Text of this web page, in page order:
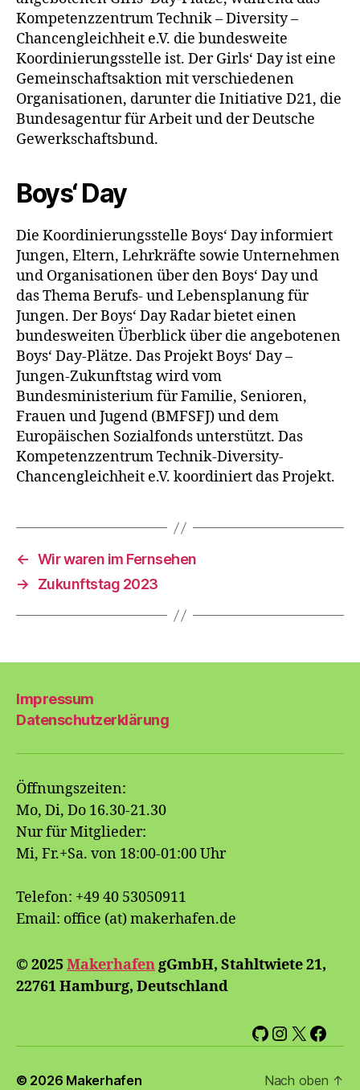
Kompetenzzentrum Technik – Diversity –
Chancengleichheit e.V. die bundesweite
Koordinierungsstelle ist. Der Girls‘ Day ist eine
Gemeinschaftsaktion mit verschiedenen
Organisationen, darunter die Initiative D21, die
Bundesagentur für Arbeit und der Deutsche
Gewerkschaftsbund.
Boys‘ Day
Die Koordinierungsstelle Boys‘ Day informiert
Jungen, Eltern, Lehrkräfte sowie Unternehmen
und Organisationen über den Boys‘ Day und
das Thema Berufs- und Lebensplanung für
Jungen. Der Boys‘ Day Radar bietet einen
bundesweiten Überblick über die angebotenen
Boys‘ Day-Plätze. Das Projekt Boys‘ Day –
Jungen-Zukunftstag wird vom
Bundesministerium für Familie, Senioren,
Frauen und Jugend (BMFSFJ) und dem
Europäischen Sozialfonds unterstützt. Das
Kompetenzzentrum Technik-Diversity-
Chancengleichheit e.V. koordiniert das Projekt.
← Wir waren im Fernsehen
→
Zukunftstag 2023
Impressum
Datenschutzerklärung
Öffnungszeiten:
Mo, Di, Do 16.30-21.30
Nur für Mitglieder:
Mi, Fr.+Sa. von 18:00-01:00 Uhr
Telefon: +49 40 53050911
Email: office (at) makerhafen.de
© 2025 MakerhafengGmbH, Stahltwiete 21,
22761 Hamburg, Deutschland
GitHub
Instagram
X
© 2026 Makerhafen Nach oben ↑